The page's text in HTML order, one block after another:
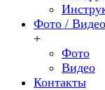
Фото / Видео
+
Фото
Видео
Контакты